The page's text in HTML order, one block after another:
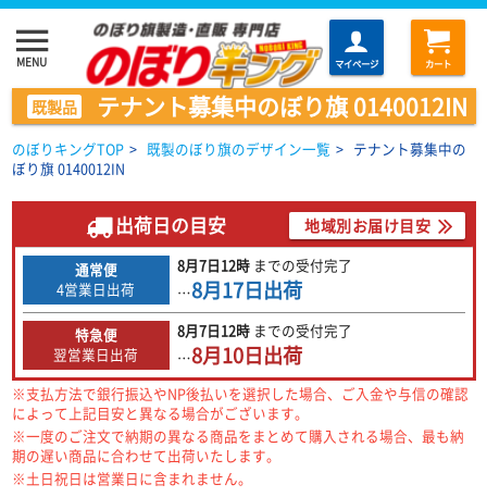
menu
MENU マイページ カート
既製品 テナント募集中のぼり旗 0140012IN
のぼりキングTOP > 既製のぼり旗のデザイン一覧 > テナント募集中の
ぼり旗 0140012IN
出荷日の目安 地域別お届け目安
通常便
4営業日出荷
8月7日12時 までの受付完了
…8月17日出荷
特急便
翌営業日出荷
8月7日12時 までの受付完了
…8月10日出荷
※支払方法で銀行振込やNP後払いを選択した場合、ご入金や与信の確認
によって上記目安と異なる場合がございます。
※一度のご注文で納期の異なる商品をまとめて購入される場合、最も納
期の遅い商品に合わせて出荷いたします。
※土日祝日は営業日に含まれません。